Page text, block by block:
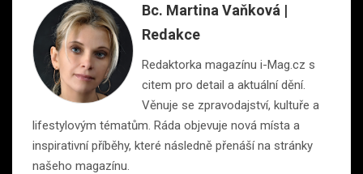
Bc. Martina Vaňková |
Redakce
Redaktorka magazínu i-Mag.cz s
citem pro detail a aktuální dění.
Věnuje se zpravodajství, kultuře a
lifestylovým tématům. Ráda objevuje nová místa a
inspirativní příběhy, které následně přenáší na stránky
našeho magazínu.